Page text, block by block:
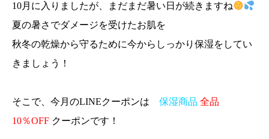
10月に入りましたが、まだまだ暑い日が続きますね
夏の暑さでダメージを受けたお肌を
秋冬の乾燥から守るために今からしっかり保湿をしてい
きましょう！
そこで、今月のLINEクーポンは 保湿商品 全品
10％OFF クーポンです！